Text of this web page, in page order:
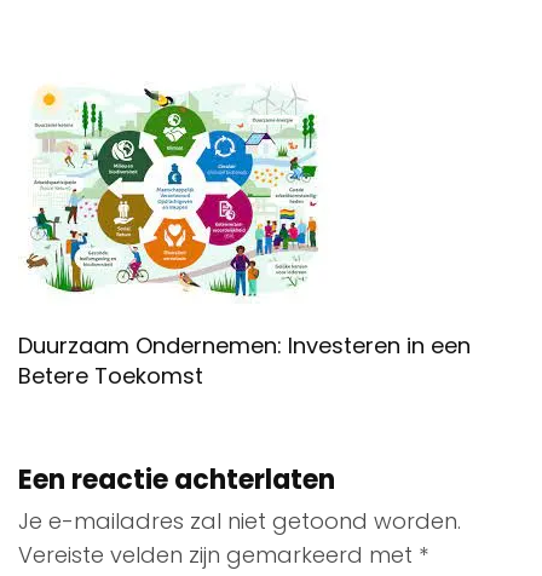
Duurzaam Ondernemen: Investeren in een
Betere Toekomst
Een reactie achterlaten
Je e-mailadres zal niet getoond worden.
Vereiste velden zijn gemarkeerd met *